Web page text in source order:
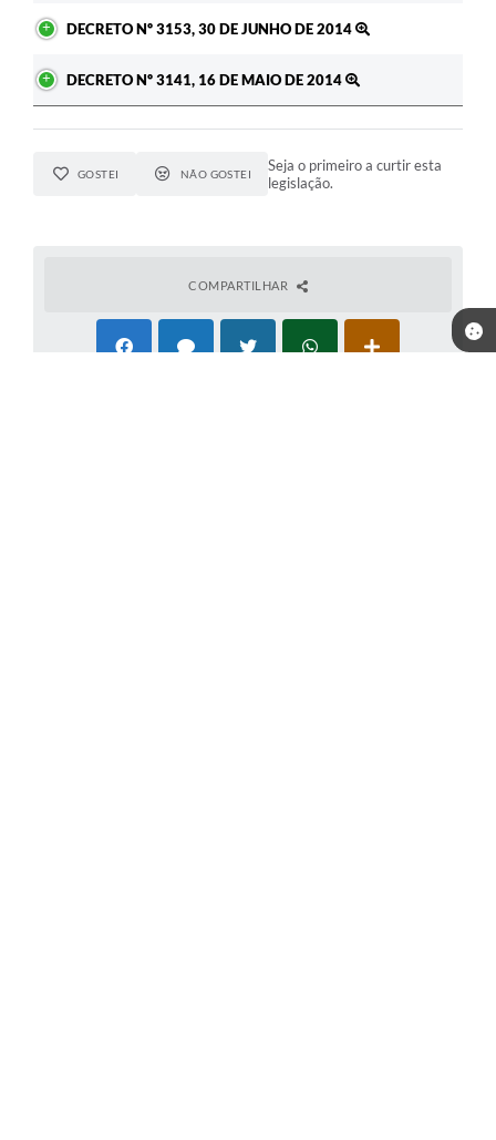
DECRETO Nº 3153, 30 DE JUNHO DE 2014
DECRETO Nº 3141, 16 DE MAIO DE 2014
GOSTEI NÃO GOSTEI
Seja o primeiro a curtir esta
legislação.
COMPARTILHAR